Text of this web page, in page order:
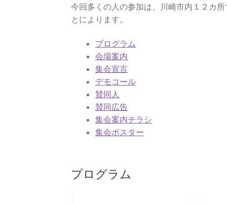
今回多くの人の参加は、川崎市内１２カ
とによります。
プログラム
会場案内
集会宣言
デモコール
賛同人
賛同広告
集会案内チラシ
集会ポスター
プログラム